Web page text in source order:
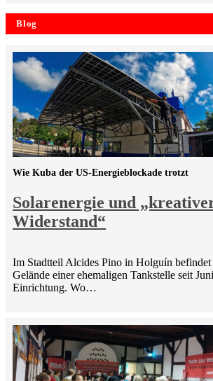
Blog
Solarenergie und
Widerstand“
Wie Kuba der US-Energieblockade trotzt
Im Stadtteil Alcides Pino in Holguín befindet
Gelände einer ehemaligen Tankstelle seit
Einrichtung. Wo…